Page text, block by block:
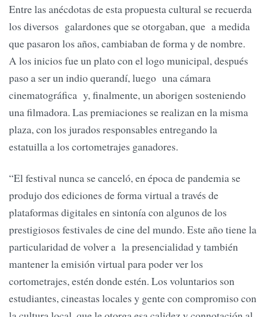
Entre las anécdotas de esta propuesta cultural se recuerda
los diversos galardones que se otorgaban, que a medida
que pasaron los años, cambiaban de forma y de nombre.
A los inicios fue un plato con el logo municipal, después
paso a ser un indio querandí, luego una cámara
cinematográfica y, finalmente, un aborigen sosteniendo
una filmadora. Las premiaciones se realizan en la misma
plaza, con los jurados responsables entregando la
estatuilla a los cortometrajes ganadores.
“El festival nunca se canceló, en época de pandemia se
produjo dos ediciones de forma virtual a través de
plataformas digitales en sintonía con algunos de los
prestigiosos festivales de cine del mundo. Este año tiene la
particularidad de volver a la presencialidad y también
mantener la emisión virtual para poder ver los
cortometrajes, estén donde estén. Los voluntarios son
estudiantes, cineastas locales y gente con compromiso con